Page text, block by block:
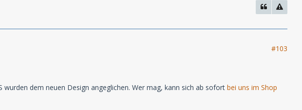
#103
dem neuen Design angeglichen. Wer mag, kann sich ab sofort bei uns im Shop